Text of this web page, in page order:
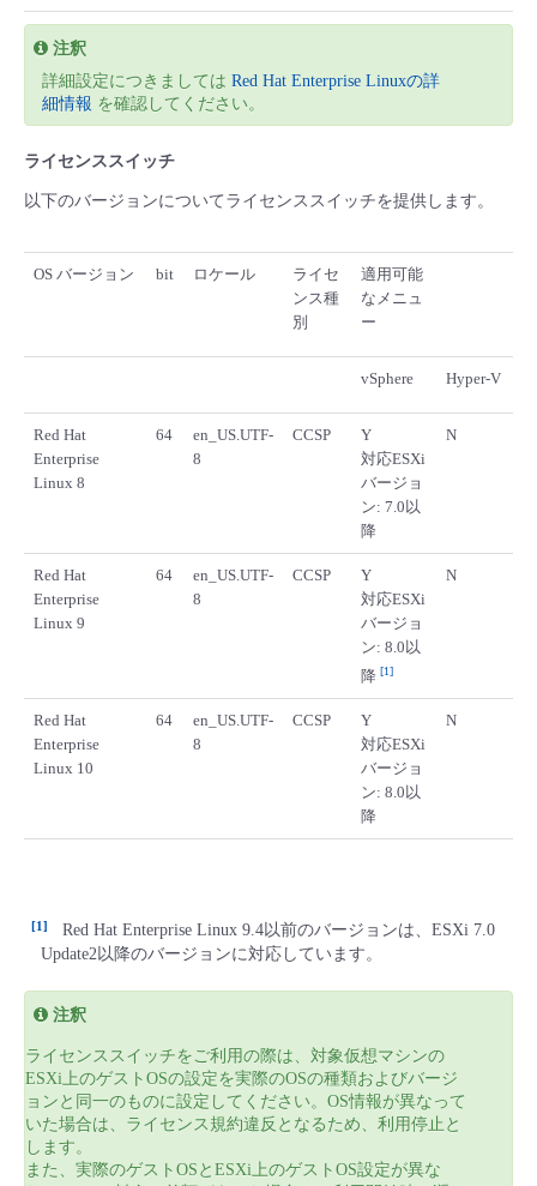
注釈
詳細設定につきましては Red Hat Enterprise Linuxの詳
細情報 を確認してください。
ライセンススイッチ
以下のバージョンについてライセンススイッチを提供します。
OS バージョン bit ロケール
ライセ
ンス種
別
適用可能
なメニュ
ー
vSphere Hyper-V
Red Hat
Enterprise
Linux 8
64
en_US.UTF-
8
CCSP
Y
対応ESXi
バージョ
ン: 7.0以
降
N
Red Hat
Enterprise
Linux 9
64
en_US.UTF-
8
CCSP
Y
対応ESXi
バージョ
ン: 8.0以
降
1
N
Red Hat
Enterprise
Linux 10
64
en_US.UTF-
8
CCSP
Y
対応ESXi
バージョ
ン: 8.0以
降
N
1
Red Hat Enterprise Linux 9.4以前のバージョンは、ESXi 7.0
Update2以降のバージョンに対応しています。
注釈
ライセンススイッチをご利用の際は、対象仮想マシンの
ESXi上のゲストOSの設定を実際のOSの種類およびバージ
ョンと同一のものに設定してください。OS情報が異なって
いた場合は、ライセンス規約違反となるため、利用停止と
します。
また、実際のゲストOSとESXi上のゲストOS設定が異な